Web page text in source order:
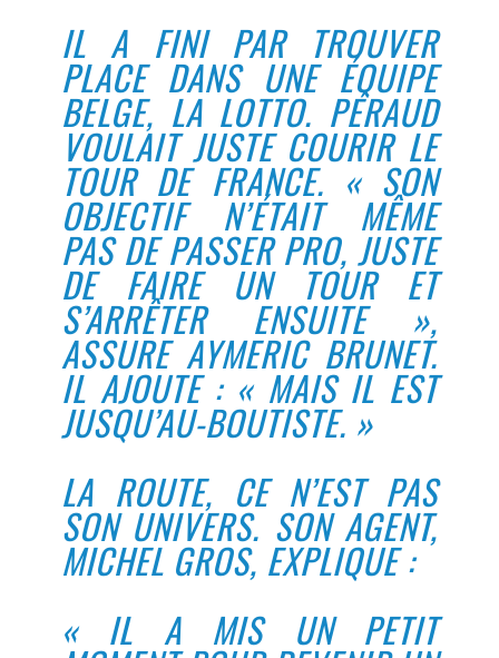
IL A FINI PAR TROUVER
PLACE DANS UNE ÉQUIPE
BELGE, LA LOTTO. PÉRAUD
VOULAIT JUSTE COURIR LE
TOUR DE FRANCE. « SON
OBJECTIF N’ÉTAIT MÊME
PAS DE PASSER PRO, JUSTE
DE FAIRE UN TOUR ET
S’ARRÊTER ENSUITE »,
ASSURE AYMERIC BRUNET.
IL AJOUTE : « MAIS IL EST
JUSQU’AU-BOUTISTE. »
LA ROUTE, CE N’EST PAS
SON UNIVERS. SON AGENT,
MICHEL GROS, EXPLIQUE :
« IL A MIS UN PETIT